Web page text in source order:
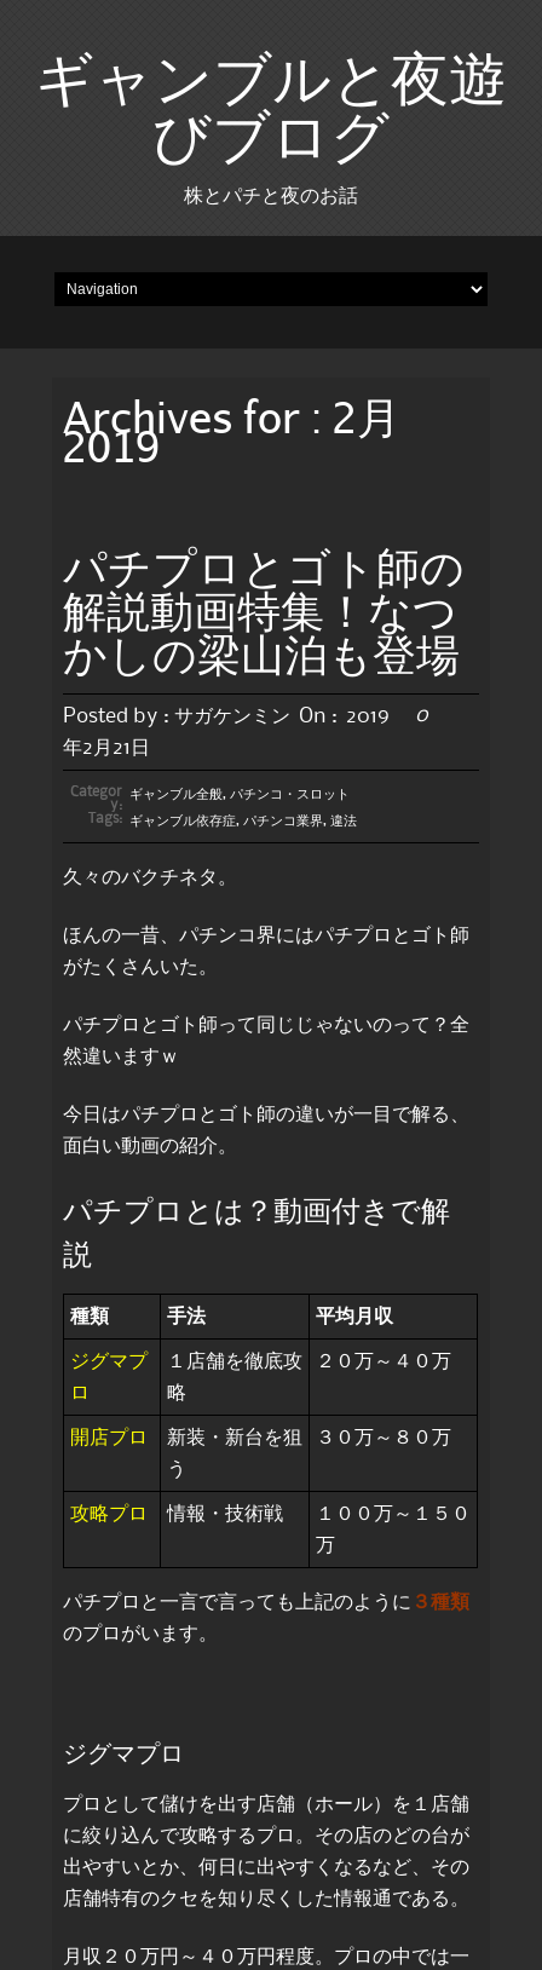
ギャンブルと夜遊
びブログ
株とパチと夜のお話
Archives for : 2月
2019
パチプロとゴト師の
解説動画特集！なつ
かしの梁山泊も登場
Posted by : サガケンミン On : 2019
年2月21日
0
Categor
y:
ギャンブル全般, パチンコ・スロット
Tags:
ギャンブル依存症, パチンコ業界, 違法
久々のバクチネタ。
ほんの一昔、パチンコ界にはパチプロとゴト師
がたくさんいた。
パチプロとゴト師って同じじゃないのって？全
然違いますｗ
今日はパチプロとゴト師の違いが一目で解る、
面白い動画の紹介。
パチプロとは？動画付きで解
説
種類 手法 平均月収
ジグマプ
ロ
１店舗を徹底攻
略
２０万～４０万
開店プロ
新装・新台を狙
う
３０万～８０万
攻略プロ 情報・技術戦
１００万～１５０
万
パチプロと一言で言っても上記のように ３種類
のプロがいます。
ジグマプロ
プロとして儲けを出す店舗（ホール）を１店舗
に絞り込んで攻略するプロ。その店のどの台が
出やすいとか、何日に出やすくなるなど、その
店舗特有のクセを知り尽くした情報通である。
月収２０万円～４０万円程度。プロの中では一